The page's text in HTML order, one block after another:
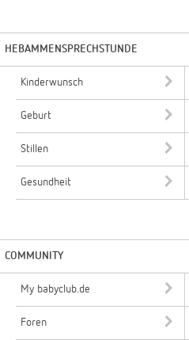
HEBAMMENSPRECHSTUNDE
Kinderwunsch
Geburt
Stillen
Gesundheit
COMMUNITY
My babyclub.de
Foren